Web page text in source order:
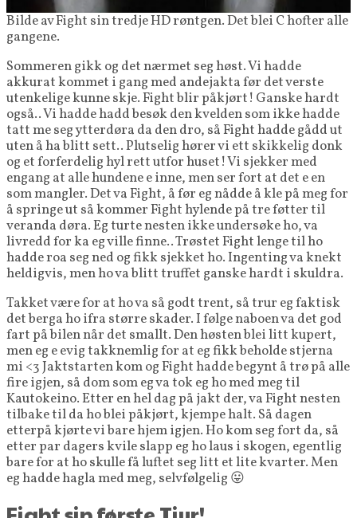
Bilde av Fight sin tredje HD røntgen. Det blei C hofter alle
gangene.
Sommeren gikk og det nærmet seg høst. Vi hadde
akkurat kommet i gang med andejakta før det verste
utenkelige kunne skje. Fight blir påkjørt! Ganske hardt
også.. Vi hadde hadd besøk den kvelden som ikke hadde
tatt me seg ytterdøra da den dro, så Fight hadde gådd ut
uten å ha blitt sett.. Plutselig hører vi ett skikkelig donk
og et forferdelig hyl rett utfor huset! Vi sjekker med
engang at alle hundene e inne, men ser fort at det e en
som mangler. Det va Fight, å før eg nådde å kle på meg for
å springe ut så kommer Fight hylende på tre føtter til
veranda døra. Eg turte nesten ikke undersøke ho, va
livredd for ka eg ville finne.. Trøstet Fight lenge til ho
hadde roa seg ned og fikk sjekket ho. Ingenting va knekt
heldigvis, men ho va blitt truffet ganske hardt i skuldra.
Takket være for at ho va så godt trent, så trur eg faktisk
det berga ho ifra større skader. I følge naboen va det god
fart på bilen når det smallt. Den høsten blei litt kupert,
men eg e evig takknemlig for at eg fikk beholde stjerna
mi <3 Jaktstarten kom og Fight hadde begynt å trø på alle
fire igjen, så dom som eg va tok eg ho med meg til
Kautokeino. Etter en hel dag på jakt der, va Fight nesten
tilbake til da ho blei påkjørt, kjempe halt. Så dagen
etterpå kjørte vi bare hjem igjen. Ho kom seg fort da, så
etter par dagers kvile slapp eg ho laus i skogen, egentlig
bare for at ho skulle få luftet seg litt et lite kvarter. Men
eg hadde hagla med meg, selvfølgelig 😛